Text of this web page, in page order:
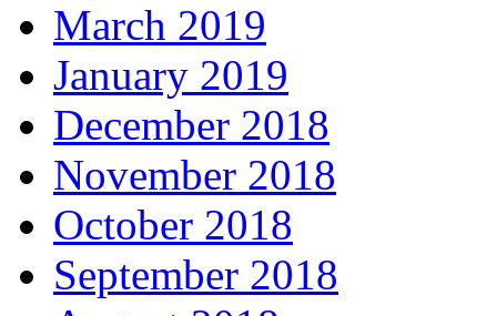
March 2019
January 2019
December 2018
November 2018
October 2018
September 2018